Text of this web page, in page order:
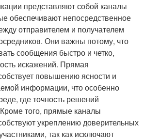
представляют собой каналы
обеспечивают непосредственное
отправителем и получателем
Они важны потому, что
сообщения быстро и четко,
искажений. Прямая
повышению ясности и
информации, что особенно
где точность решений
того, прямые каналы
укреплению доверительных
так как исключают